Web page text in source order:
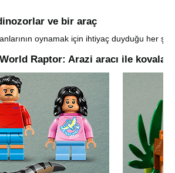
ve bir araç
oynamak için ihtiyaç duyduğu her
Raptor: Arazi aracı ile